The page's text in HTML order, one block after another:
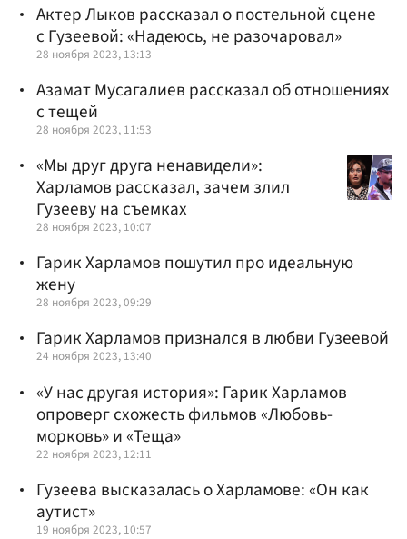
Актер Лыков рассказал о постельной сцене
с Гузеевой: «Надеюсь, не разочаровал»
28 ноября 2023, 13:13
Азамат Мусагалиев рассказал об отношениях
с тещей
28 ноября 2023, 11:53
«Мы друг друга ненавидели»:
Харламов рассказал, зачем злил
Гузееву на съемках
28 ноября 2023, 10:07
Гарик Харламов пошутил про идеальную
жену
28 ноября 2023, 09:29
Гарик Харламов признался в любви Гузеевой
24 ноября 2023, 13:40
«У нас другая история»: Гарик Харламов
опроверг схожесть фильмов «Любовь-
морковь» и «Теща»
22 ноября 2023, 12:11
Гузеева высказалась о Харламове: «Он как
аутист»
19 ноября 2023, 10:57